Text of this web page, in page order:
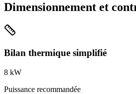
Dimensionnement et
Bilan thermique simplifié
8 kW
Puissance recommandée